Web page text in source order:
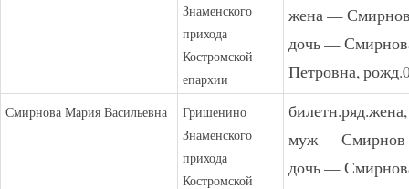
Знаменского
прихода
Костромской
епархии
жена —
дочь —
Петровна,
Смирнова Мария Васильевна
Гришенино
Знаменского
прихода
Костромской
муж — Смирнов
дочь —